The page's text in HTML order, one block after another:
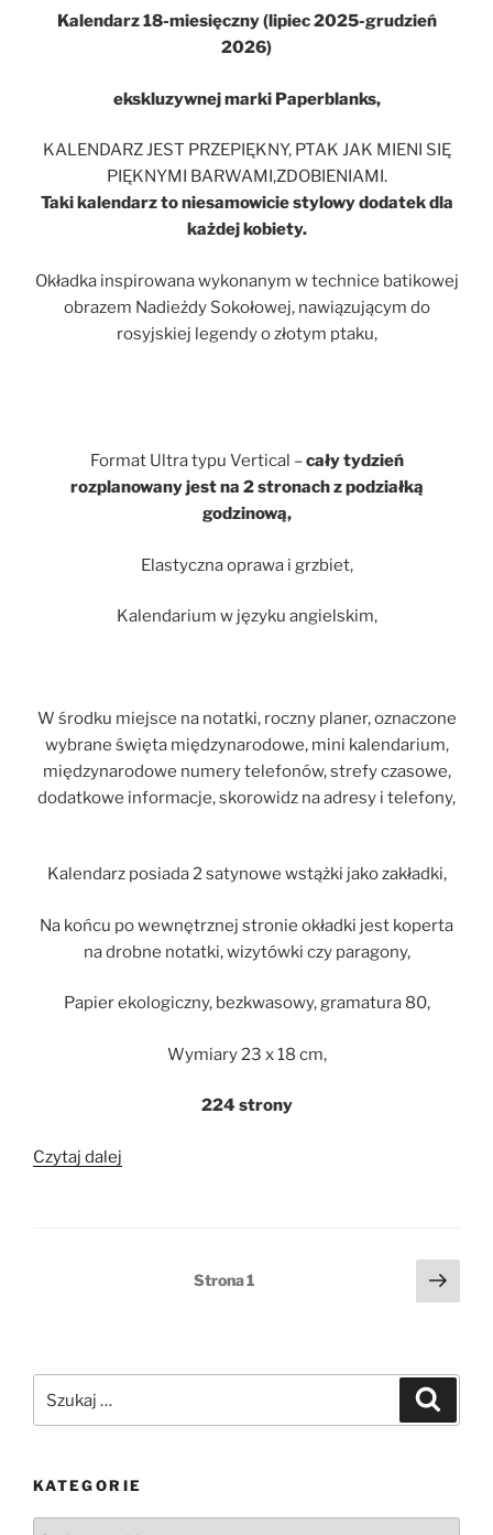
Kalendarz 18-miesięczny (lipiec 2025-grudzień
2026)
ekskluzywnej marki Paperblanks,
KALENDARZ JEST PRZEPIĘKNY, PTAK JAK MIENI SIĘ
PIĘKNYMI BARWAMI,ZDOBIENIAMI.
Taki kalendarz to niesamowicie stylowy dodatek dla
każdej kobiety.
Okładka inspirowana wykonanym w technice batikowej
obrazem Nadieżdy Sokołowej, nawiązującym do
rosyjskiej legendy o złotym ptaku,
Format Ultra typu Vertical –cały tydzień
rozplanowany jest na 2 stronach z podziałką
godzinową,
Elastyczna oprawa i grzbiet,
Kalendarium w języku angielskim,
W środku miejsce na notatki, roczny planer, oznaczone
wybrane święta międzynarodowe, mini kalendarium,
międzynarodowe numery telefonów, strefy czasowe,
dodatkowe informacje, skorowidz na adresy i telefony,
Kalendarz posiada 2 satynowe wstążki jako zakładki,
Na końcu po wewnętrznej stronie okładki jest koperta
na drobne notatki, wizytówki czy paragony,
Papier ekologiczny, bezkwasowy, gramatura 80,
Wymiary 23 x 18 cm,
224 strony
Czytaj dalej
tygodniowyStrona1
KATEGORIE
Kategorie